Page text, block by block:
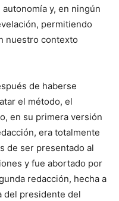
y, en ningún
permitiendo
nuestro contexto
de haberse
el método, el
en su primera versión
era totalmente
de ser presentado al
y fue abortado por
redacción, hecha a
del presidente del